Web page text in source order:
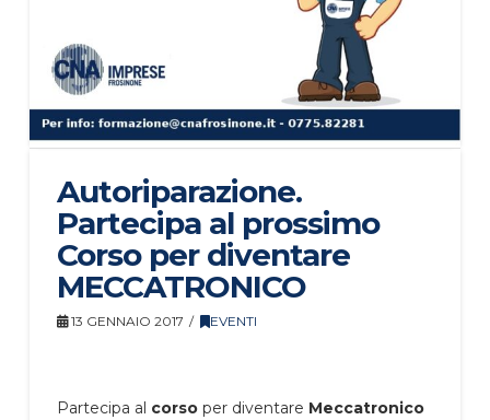
Autoriparazione.
Partecipa al prossimo
Corso per diventare
MECCATRONICO
13 GENNAIO 2017 EVENTI
Partecipa al corsoper diventare Meccatronico